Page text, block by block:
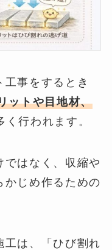
事をするとき
ットや目地材、
く行われます。
ではなく、収縮や
かじめ作るための
工は、「ひび割れ